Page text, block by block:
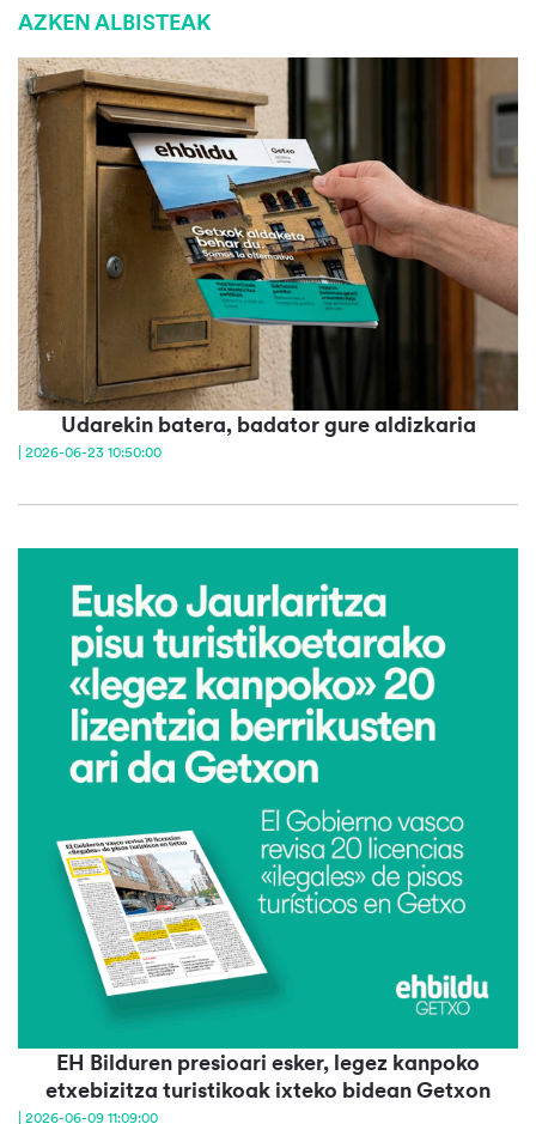
AZKEN ALBISTEAK
Udarekin batera, badator gure aldizkaria
| 2026-06-23 10:50:00
EH Bilduren presioari esker, legez kanpoko
etxebizitza turistikoak ixteko bidean Getxon
| 2026-06-09 11:09:00